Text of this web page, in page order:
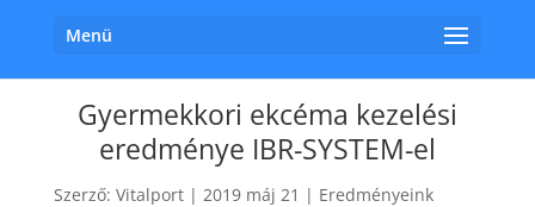
Menü
Gyermekkori ekcéma kezelési
eredménye IBR-SYSTEM-el
Szerző: Vitalport| 2019 máj 21 | Eredményeink